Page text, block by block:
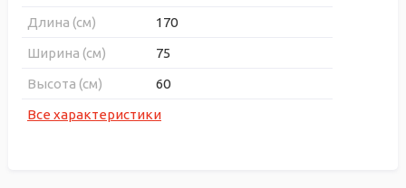
Длина (см)
170
Ширина (см)
75
Высота (см)
60
Все характеристики